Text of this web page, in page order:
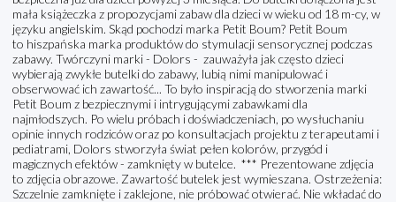
mała książeczka z propozycjami zabaw dla dzieci w wieku od 18 m-cy, w
języku angielskim. Skąd pochodzi marka Petit Boum? Petit Boum
to hiszpańska marka produktów do stymulacji sensorycznej podczas
zabawy. Twórczyni marki - Dolors - zauważyła jak często dzieci
wybierają zwykłe butelki do zabawy, lubią nimi manipulować i
obserwować ich zawartość... To było inspiracją do stworzenia marki
Petit Boum z bezpiecznymi i intrygującymi zabawkami dla
najmłodszych. Po wielu próbach i doświadczeniach, po wysłuchaniu
opinie innych rodziców oraz po konsultacjach projektu z terapeutami i
pediatrami, Dolors stworzyła świat pełen kolorów, przygód i
magicznych efektów - zamknięty w butelce. *** Prezentowane zdjęcia
to zdjęcia obrazowe. Zawartość butelek jest wymieszana. Ostrzeżenia:
Szczelnie zamknięte i zaklejone, nie próbować otwierać. Nie wkładać do